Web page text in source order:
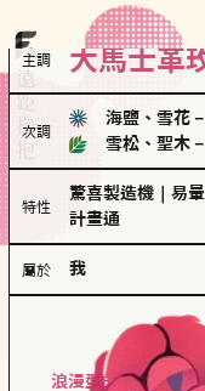
主調 大馬士革
次調
海鹽、雪花 －
雪松、聖木 －
特性
驚喜製造機 易
計畫通
屬於 我
浪漫型的人以激情